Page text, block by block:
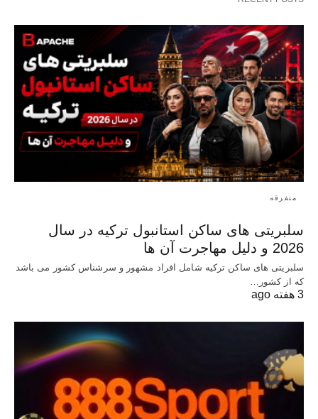
متفرقه
سلبریتی های ساکن استانبول ترکیه در سال
2026 و دلیل مهاجرت آن ها
سلبریتی های ساکن ترکیه شامل افراد مشهور و سرشناس کشور می باشد
که از کشور…
3 هفته ago